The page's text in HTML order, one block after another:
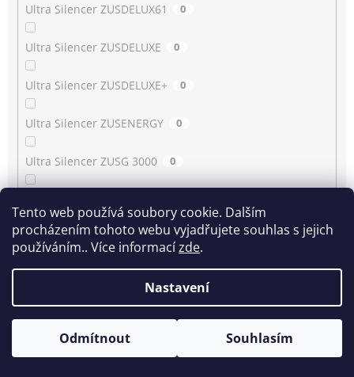
Tento web používá soubory cookie. Dalším
procházením tohoto webu vyjadřujete souhlas s jejich
používáním.. Více informacízde.
Nastavení
Odmítnout Souhlasím
Ultra Silencer ZUSDELUX61 0
Ultra Silencer ZUSDELUXE 0
Ultra Silencer ZUSDELUXE+ 0
Ultra Silencer ZUSENERGY 0
Ultra Silencer ZUSG 3000 0
Ultra Silencer ZUSG 4061 0
Ultra Silencer ZUSGREEN 0